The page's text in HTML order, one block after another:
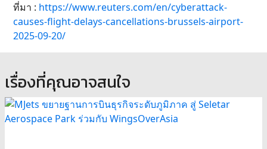
ที่มา : https://www.reuters.com/en/cyberattack-
causes-flight-delays-cancellations-brussels-airport-
2025-09-20/
เรื่องที่คุณอาจสนใจ